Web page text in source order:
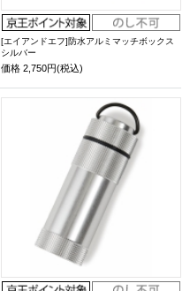
[エイアンドエフ]防水アルミマッチボックス
シルバー
価格 2,750円(税込)